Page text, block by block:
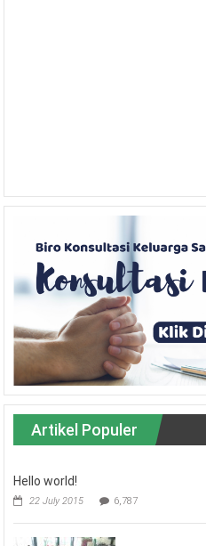
Artikel Populer
Hello world!
22 July 2015 6,787